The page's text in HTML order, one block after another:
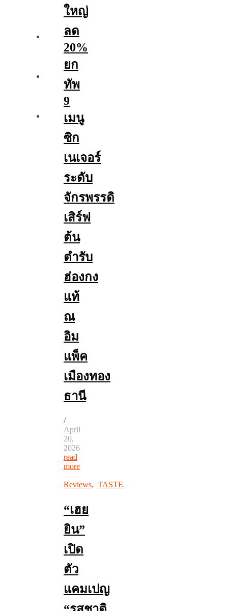
ใหญ่
ลด
20%
ยก
ทัพ
9
เมนู
ซิก
เนเจอร์
ระดับ
จักรพรรดิ
เสิร์ฟ
ต้น
ตำรับ
ฮ่องกง
แท้
ณ
อิม
แพ็ค
เมืองทอง
ธานี
/
April
20,
2026
read
more
Reviews, TASTE
“เฮย
ยิน”
เปิด
ตัว
แคมเปญ